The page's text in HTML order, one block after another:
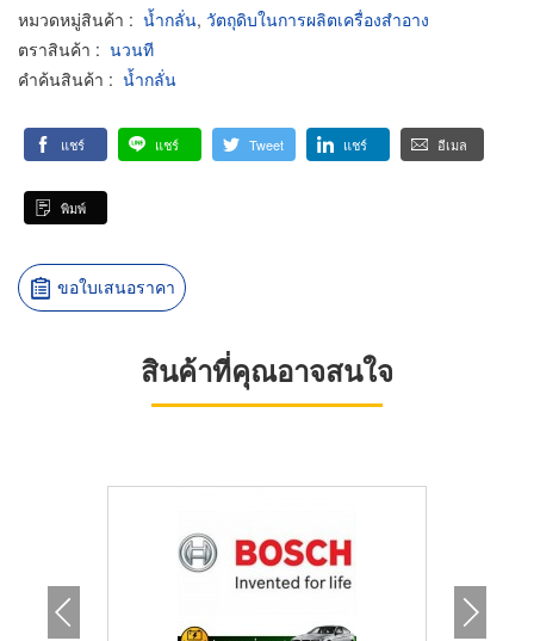
หมวดหมู่สินค้า : น้ำกลั่น, วัตถุดิบในการผลิตเครื่องสำอาง
ตราสินค้า : นวนที
คำค้นสินค้า : น้ำกลั่น
แชร์ แชร์ Tweet แชร์ อีเมล
พิมพ์
ขอใบเสนอราคา
สินค้าที่คุณอาจสนใจ